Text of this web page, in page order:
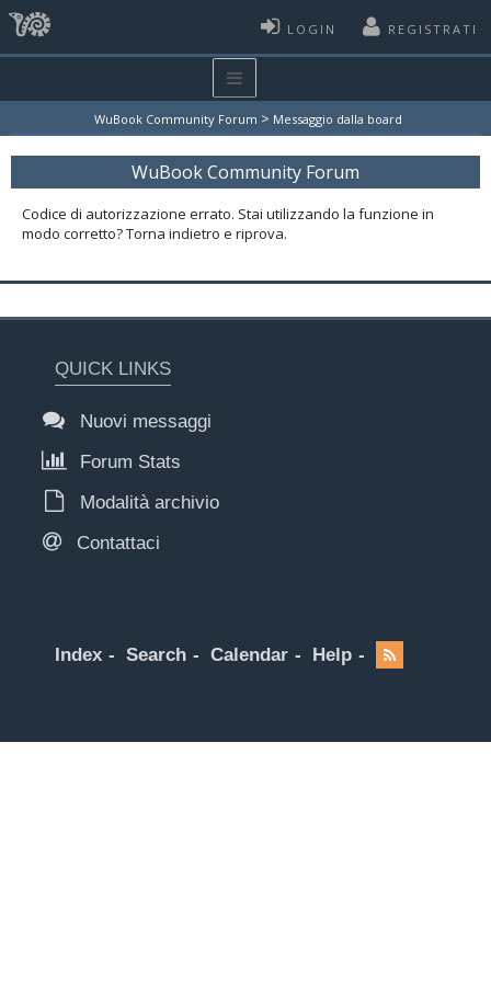
LOGIN REGISTRATI
WuBook Community Forum > Messaggio dalla board
WuBook Community Forum
Codice di autorizzazione errato. Stai utilizzando la funzione in
modo corretto? Torna indietro e riprova.
QUICK LINKS
Nuovi messaggi
Forum Stats
Modalità archivio
Contattaci
Index Search Calendar Help